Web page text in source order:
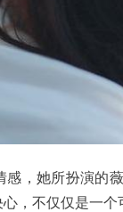
感，她所扮演的
，不仅仅是一